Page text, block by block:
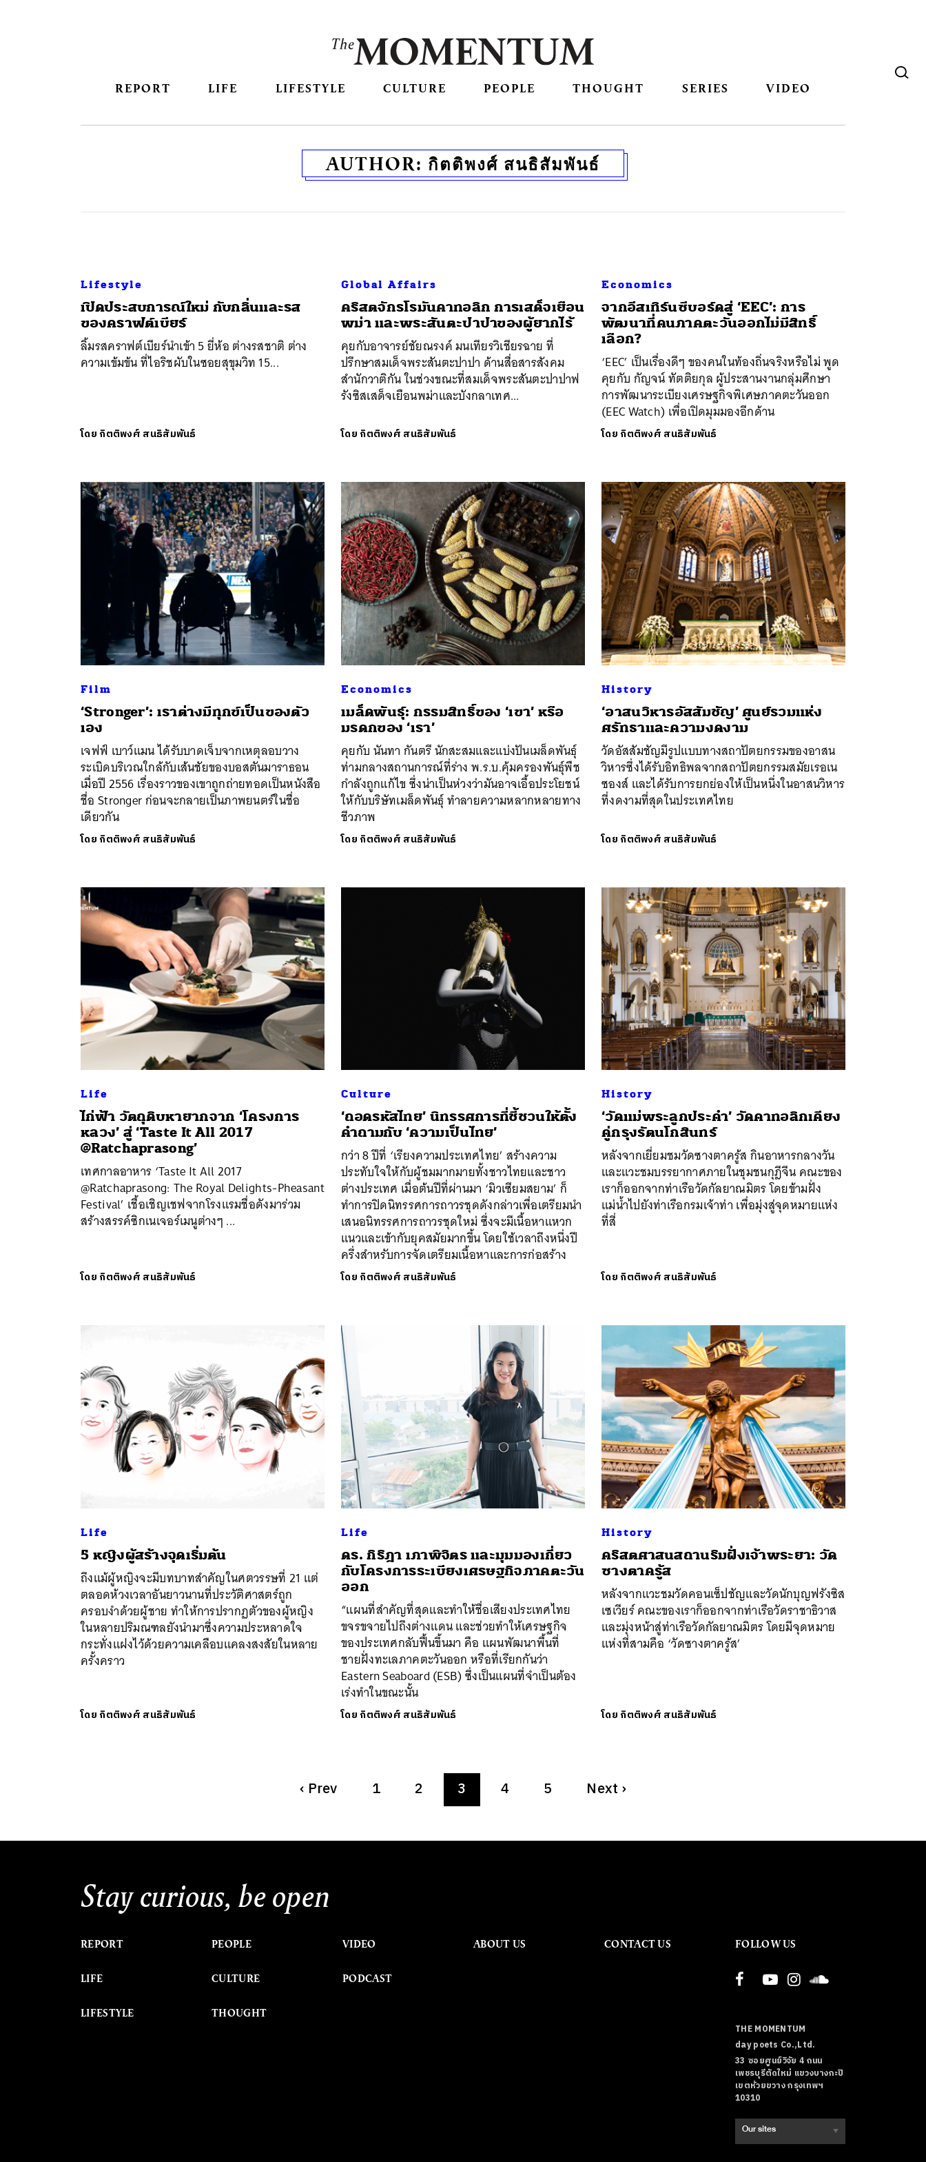
REPORT LIFE LIFESTYLE CULTURE PEOPLE THOUGHT SERIES VIDEO
AUTHOR: กิตติพงศ์ สนธิสัมพันธ์
Lifestyle
​เปิดประสบการณ์ใหม่ กับกลิ่นและรส
ของคราฟต์เบียร์
ลิ้มรสคราฟต์เบียร์นำเข้า 5 ยี่ห้อ ต่างรสชาติ ต่าง
ความเข้มข้น ที่ไอริชผับในซอยสุขุมวิท 15...
โดย กิตติพงศ์ สนธิสัมพันธ์
Global Affairs
​คริสตจักรโรมันคาทอลิก การเสด็จเยือน
พม่า และพระสันตะปาปาของผู้ยากไร้
คุยกับอาจารย์ชัยณรงค์ มนเทียรวิเชียรฉาย ที่
ปรึกษาสมเด็จพระสันตะปาปา ด้านสื่อสารสังคม
สำนักวาติกัน ในช่วงขณะที่สมเด็จพระสันตะปาปาฟ
รังซิสเสด็จเยือนพม่าและบังกลาเทศ...
โดย กิตติพงศ์ สนธิสัมพันธ์
Economics
จากอีสเทิร์นซีบอร์ดสู่ ‘EEC’: การ
พัฒนาที่คนภาคตะวันออกไม่มีสิทธิ์
เลือก?
‘EEC’ เป็นเรื่องดีๆ ของคนในท้องถิ่นจริงหรือไม่ พูด
คุยกับ กัญจน์ ทัตติยกุล ผู้ประสานงานกลุ่มศึกษา
การพัฒนาระเบียงเศรษฐกิจพิเศษภาคตะวันออก
(EEC Watch) เพื่อเปิดมุมมองอีกด้าน
โดย กิตติพงศ์ สนธิสัมพันธ์
Film
​‘Stronger’: เราต่างมีทุกข์เป็นของตัว
เอง
เจฟฟ์ เบาว์แมน ได้รับบาดเจ็บจากเหตุลอบวาง
ระเบิดบริเวณใกล้กับเส้นชัยของบอสตันมาราธอน
เมื่อปี 2556 เรื่องราวของเขาถูกถ่ายทอดเป็นหนังสือ
ชื่อ Stronger ก่อนจะกลายเป็นภาพยนตร์ในชื่อ
เดียวกัน
โดย กิตติพงศ์ สนธิสัมพันธ์
Economics
เมล็ดพันธุ์: กรรมสิทธิ์ของ ‘เขา’ หรือ
มรดกของ ‘เรา’
คุยกับ นันทา กันตรี นักสะสมและแบ่งปันเมล็ดพันธุ์
ท่ามกลางสถานการณ์ที่ร่าง พ.ร.บ.คุ้มครองพันธุ์พืช
กำลังถูกแก้ไข ซึ่งน่าเป็นห่วงว่ามันอาจเอื้อประโยชน์
ให้กับบริษัทเมล็ดพันธุ์ ทำลายความหลากหลายทาง
ชีวภาพ
โดย กิตติพงศ์ สนธิสัมพันธ์
History
​‘อาสนวิหารอัสสัมชัญ’ ศูนย์รวมแห่ง
ศรัทธาและความงดงาม
วัดอัสสัมชัญมีรูปแบบทางสถาปัตยกรรมของอาสน
วิหารซึ่งได้รับอิทธิพลจากสถาปัตยกรรมสมัยเรอเน
ซองส์ และได้รับการยกย่องให้เป็นหนึ่งในอาสนวิหาร
ที่งดงามที่สุดในประเทศไทย
โดย กิตติพงศ์ สนธิสัมพันธ์
Life
​ไก่ฟ้า วัตถุดิบหายากจาก ‘โครงการ
หลวง’ สู่ ‘Taste It All 2017
@Ratchaprasong’
เทศกาลอาหาร ‘Taste It All 2017
@Ratchaprasong: The Royal Delights-Pheasant
Festival’ เชื้อเชิญเชฟจากโรงแรมชื่อดังมาร่วม
สร้างสรรค์ซิกเนเจอร์เมนูต่างๆ ...
โดย กิตติพงศ์ สนธิสัมพันธ์
Culture
‘ถอดรหัสไทย’ นิทรรศการที่ชี้ชวนให้ตั้ง
คำถามกับ ‘ความเป็นไทย’
กว่า 8 ปีที่ ‘เรียงความประเทศไทย’ สร้างความ
ประทับใจให้กับผู้ชมมากมายทั้งชาวไทยและชาว
ต่างประเทศ เมื่อต้นปีที่ผ่านมา ‘มิวเซียมสยาม’ ก็
ทำการปิดนิทรรศการถาวรชุดดังกล่าวเพื่อเตรียมนำ
เสนอนิทรรศการถาวรชุดใหม่ ซึ่งจะมีเนื้อหาแหวก
แนวและเข้ากับยุคสมัยมากขึ้น โดยใช้เวลาถึงหนึ่งปี
ครึ่งสำหรับการจัดเตรียมเนื้อหาและการก่อสร้าง
โดย กิตติพงศ์ สนธิสัมพันธ์
History
‘วัดแม่พระลูกประคำ’ วัดคาทอลิกเคียง
คู่กรุงรัตนโกสินทร์
หลังจากเยี่ยมชมวัดซางตาครู้ส กินอาหารกลางวัน
และแวะชมบรรยากาศภายในชุมชนกุฎีจีน คณะของ
เราก็ออกจากท่าเรือวัดกัลยาณมิตร โดยข้ามฝั่ง
แม่น้ำไปยังท่าเรือกรมเจ้าท่า เพื่อมุ่งสู่จุดหมายแห่ง
ที่สี่
โดย กิตติพงศ์ สนธิสัมพันธ์
Life
5 หญิงผู้สร้างจุดเริ่มต้น
ถึงแม้ผู้หญิงจะมีบทบาทสำคัญในศตวรรษที่ 21 แต่
ตลอดห้วงเวลาอันยาวนานที่ประวัติศาสตร์ถูก
ครอบงำด้วยผู้ชาย ทำให้การปรากฏตัวของผู้หญิง
ในหลายปริมณฑลยังนำมาซึ่งความประหลาดใจ
กระทั่งแฝงไว้ด้วยความเคลือบแคลงสงสัยในหลาย
ครั้งคราว
โดย กิตติพงศ์ สนธิสัมพันธ์
Life
​ดร. กิริฎา เภาพิจิตร และมุมมองเกี่ยว
กับโครงการระเบียงเศรษฐกิจภาคตะวัน
ออก
“แผนที่สำคัญที่สุดและทำให้ชื่อเสียงประเทศไทย
ขจรขจายไปถึงต่างแดน และช่วยทำให้เศรษฐกิจ
ของประเทศกลับฟื้นขึ้นมา คือ แผนพัฒนาพื้นที่
ชายฝั่งทะเลภาคตะวันออก หรือที่เรียกกันว่า
Eastern Seaboard (ESB) ซึ่งเป็นแผนที่จำเป็นต้อง
เร่งทำในขณะนั้น
โดย กิตติพงศ์ สนธิสัมพันธ์
History
คริสตศาสนสถานริมฝั่งเจ้าพระยา: วัด
ซางตาครู้ส
หลังจากแวะชมวัดคอนเซ็ปชัญและวัดนักบุญฟรังซิส
เซเวียร์ คณะของเราก็ออกจากท่าเรือวัดราชาธิวาส
และมุ่งหน้าสู่ท่าเรือวัดกัลยาณมิตร โดยมีจุดหมาย
แห่งที่สามคือ ‘วัดซางตาครู้ส’
โดย กิตติพงศ์ สนธิสัมพันธ์
‹ Prev 1 2 3 4 5 Next ›
Stay curious, be open
REPORT
LIFE
LIFESTYLE
PEOPLE
CULTURE
THOUGHT
VIDEO
PODCAST
ABOUT US CONTACT US FOLLOW US
THE MOMENTUM
day poets Co.,Ltd.
33 ซอยศูนย์วิจัย 4 ถนน
เพชรบุรีตัดใหม่ แขวงบางกะปิ
เขตห้วยขวาง กรุงเทพฯ
10310
SHARE TWEET LINE EMAIL